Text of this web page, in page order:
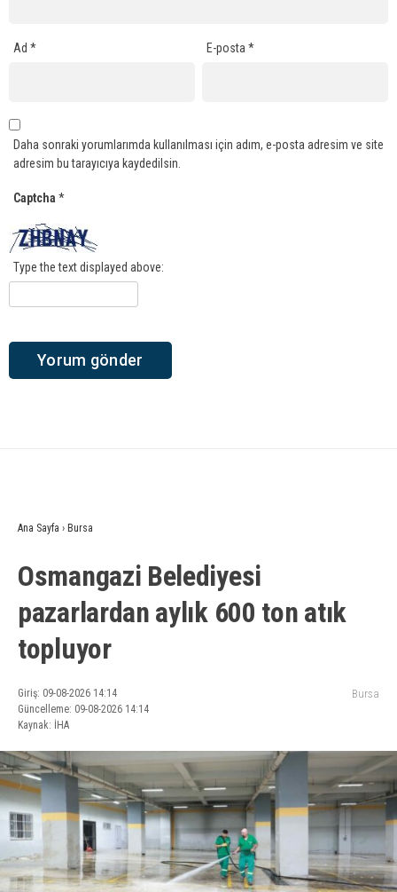
Ad * E-posta*
Daha sonraki yorumlarımda kullanılması için adım, e-posta adresim ve site
adresim bu tarayıcıya kaydedilsin.
Captcha *
Type the text displayed above:
Ana Sayfa › Bursa
Osmangazi Belediyesi
pazarlardan aylık 600 ton atık
topluyor
Giriş: 09-08-2026 14:14
Güncelleme: 09-08-2026 14:14
Kaynak: İHA
Bursa